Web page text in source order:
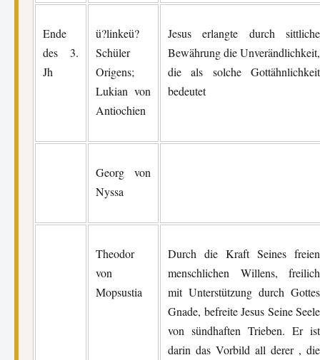
Ende
des 3.
Jh
ü?linkeü?
Schüler
Origens;
Lukian von
Antiochien
Jesus erlangte durch sittliche
Bewährung die Unverändlichkeit,
die als solche Gottähnlichkeit
bedeutet
Georg von
Nyssa
Theodor
von
Mopsustia
Durch die Kraft Seines freien
menschlichen Willens, freilich
mit Unterstützung durch Gottes
Gnade, befreite Jesus Seine Seele
von sündhaften Trieben. Er ist
darin das Vorbild all derer , die